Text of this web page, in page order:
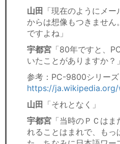
山田 「現在のようにメ
からは想像もつきません
ですよね」
宇都宮 「80年ですと、
いたことがありますか？」
参考：PC-9800シリーズ
https://
山田 「それとなく」
宇都宮 「当時のＰＣは
れることはまれで、もっ